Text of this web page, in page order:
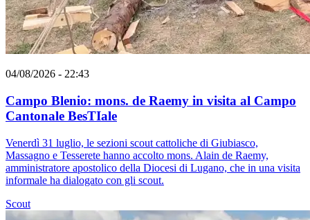
04/08/2026 - 22:43
Campo Blenio: mons. de Raemy in visita al Campo
Cantonale BesTIale
Venerdì 31 luglio, le sezioni scout cattoliche di Giubiasco,
Massagno e Tesserete hanno accolto mons. Alain de Raemy,
amministratore apostolico della Diocesi di Lugano, che in una visita
informale ha dialogato con gli scout.
Scout